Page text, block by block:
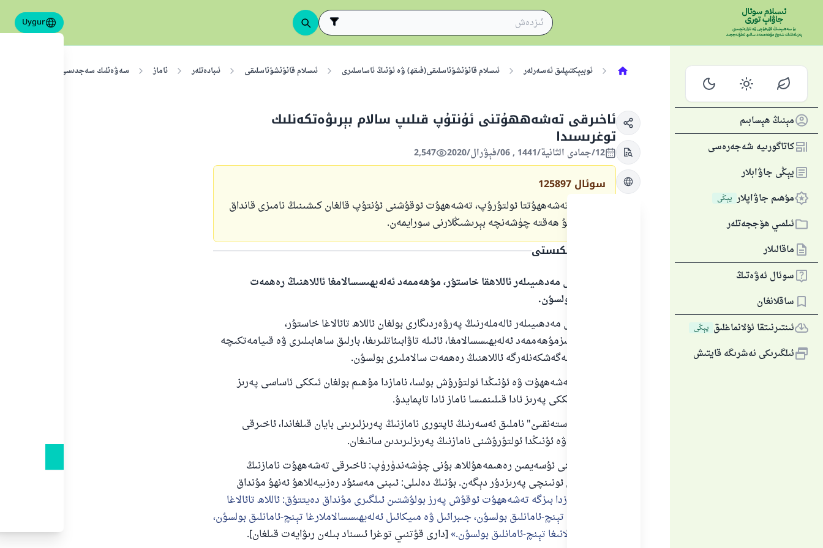
Uygur
مېنىڭ ھېسابىم
كاتاگورىيە شەجەرەسى
يېڭى جاۋابلار
مۇھىم جاۋاپلار يېڭى
ئىلمىي ھۆججەتلەر
ماقالىلار
سوئال ئەۋەتىڭ
ساقلانغان
ئىنتىرنىتقا ئۇلانماغلىق يېڭى
ئىلگىرىكى نەشرىگە قايتىش
ئوبيېكتىپلىق ئەسەرلەر ئىسلام قانۇنشۇناسلىقى(فىقھ) ۋە ئۇنىڭ ئاساسلىرى ئىسلام قانۇنشۇناسلىقى ئىبادەتلەر ناماز سەۋەنلىك سەجدىسى
ئاخىرقى تەشەھھۇتنى ئۇنتۇپ قىلىپ سالام بېرىۋەتكەنلىك
توغرىسىدا
12/جمادى الثانية/1441 , 06/فېۋرال/2020 2,547
سوئال 125897
ئاخىرقى تەشەھھۇتتا ئولتۇرۇپ، تەشەھھۇت ئوقۇشنى ئۇنتۇپ قالغان كىشىنىڭ نامىزى قانداق
بولىدۇ؟. بۇ ھەقتە چۈشەنچە بېرىشىڭلارنى سورايمەن.
جاۋاپنىڭ تېكىستى
بارلىق گۈزەل مەدھىيىلەر ئاللاھقا خاستۇر، مۇھەممەد ئەلەيھىسسالامغا ئاللاھنىڭ رەھمەت
سالاملىرى بولسۇن.
بارلىق گۈزەل مەدھىيىلەر ئالەملەرنىڭ پەرۋەردىگارى بولغان ئاللاھ تائالاغا خاستۇر،
پەيغەمبىرىمىزمۇھەممەد ئەلەيھىسسالامغا، ئائىلە تاۋابىئاتلىرىغا، بارلىق ساھابىلىرى ۋە قىيامەتكىچە
توغرا يولغا ئەگەشكەنلەرگە ئاللاھنىڭ رەھمەت سالاملىرى بولسۇن.
ئاخىرقى تەشەھھۇت ۋە ئۇنىڭدا ئولتۇرۇش بولسا، نامازدا مۇھىم بولغان ئىككى ئاساسى پەرىز
بولۇپ، بۇ ئىككى پەرىز ئادا قىلىنمىسا ناماز ئادا تاپمايدۇ.
"زادىل مۇستەنقىئ" ناملىق ئەسەرنىڭ ئاپتورى نامازنىڭ پەرىزلىرىنى بايان قىلغاندا، ئاخىرقى
تەشەھھۇت ۋە ئۇنىڭدا ئولتۇرۇشنى نامازنىڭ پەرىزلىرىدىن سانىغان.
شەيخ ئىبنى ئۇسەيمىن رەھىمەھۇللاھ بۇنى چۈشەندۈرۈپ: ئاخىرقى تەشەھھۇت نامازنىڭ
پەرىزلىرىدىن ئونىنچى پەرىزدۇر دېگەن. بۇنىڭ دەلىلى: ئىبنى مەسئۇد رەزىيەللاھۇ ئەنھۇ مۇنداق
نامازدا بىزگە تەشەھھۇت ئوقۇش پەرز بولۇشتىن ئىلگىرى مۇنداق دەيتتۇق: ئاللاھ تائالاغا
بەندىلىرىدىن تېنچ-ئامانلىق بولسۇن، جىبرائىل ۋە مىيكائىل ئەلەيھىسسالاملارغا تېنچ-ئامانلىق بولسۇن،
پالانى ۋە پالانىغا تېنچ-ئامانلىق بولسۇن. [دارى قۇتنىي توغرا ئىسناد بىلەن رىۋايەت قىلغان].